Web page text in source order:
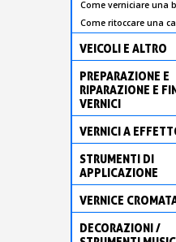
Come verniciare una
Come ritoccare una
VEICOLI E ALTRO
PREPARAZIONE E
RIPARAZIONE E
VERNICI
VERNICI A
STRUMENTI DI
APPLICAZIONE
VERNICE
DECORAZIONI /